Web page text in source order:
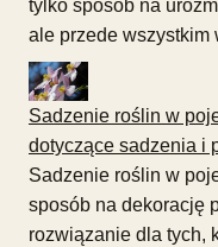
tylko sposób na
ale przede
Sadzenie roślin w
dotyczące sadzenia i
Sadzenie roślin w
sposób na dekorację
rozwiązanie dla tych,